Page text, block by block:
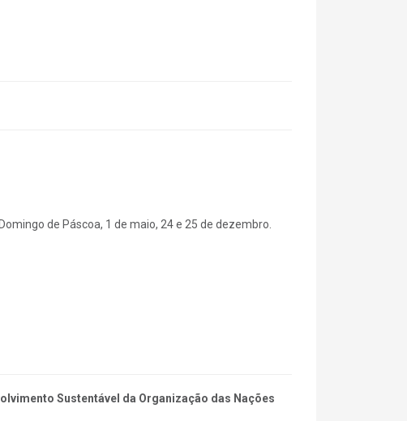
de Páscoa, 1 de maio, 24 e 25 de dezembro.
Sustentável da Organização das Nações